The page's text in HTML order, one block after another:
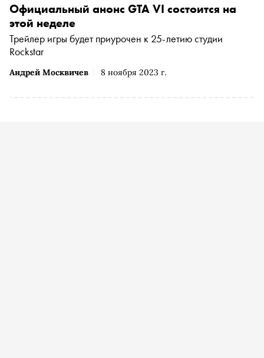
Андрей Москвичев 8 ноября 2023 г.
Официальный анонс GTA VI состоится на
этой неделе
Трейлер игры будет приурочен к 25-летию студии
Rockstar